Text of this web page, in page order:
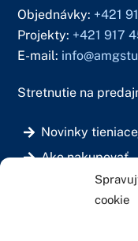
cookie
Objednávky: +421
Projekty: +421 917
E-mail:
Stretnutie na
Novinky
Ako nakupovať
Doprava a
Všeobecné